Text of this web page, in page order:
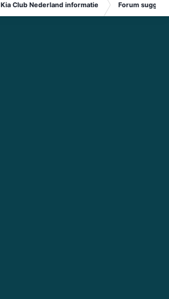
Kia Club Nederland informatie Forum